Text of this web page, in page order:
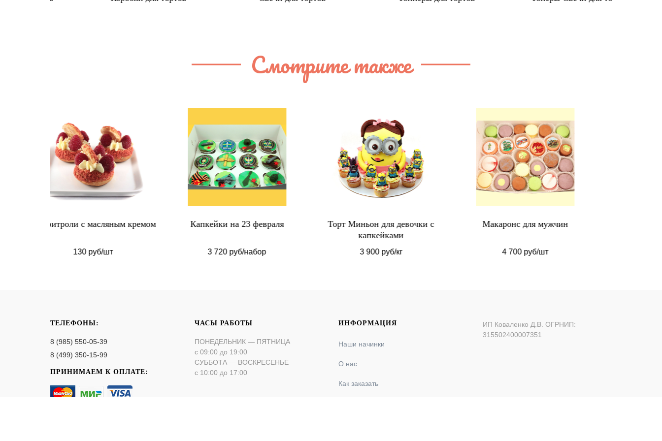
Смотрите также
Капкейки на 23 февраля
3 720 руб/набор
Торт Миньон для девочки с
3 900 руб/кг
Макаронс для мужчин
4 700 руб/шт
Макаронс на 23 февраля
1 730 руб/набор
ТЕЛЕФОНЫ:
8 (985) 550-05-39
8 (499) 350-15-99
ПРИНИМАЕМ К ОПЛАТЕ:
ЧАСЫ РАБОТЫ
ПОНЕДЕЛЬНИК — ПЯТНИЦА
с 09:00 до 19:00
СУББОТА — ВОСКРЕСЕНЬЕ
с 10:00 до 17:00
ИНФОРМАЦИЯ
Наши начинки
О нас
Как заказать
ИП Коваленко Д.В. ОГРНИП:
315502400007351